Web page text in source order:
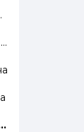
Проф. Плешкановська Алла Михайлівна
кадастрових систем"